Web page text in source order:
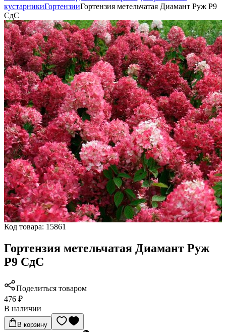
кустарникиГортензииГортензия метельчатая Диамант Руж Р9
СдС
Код товара: 15861
Гортензия метельчатая Диамант Руж
Р9 СдС
Поделиться товаром
476 ₽
В наличии
В корзину